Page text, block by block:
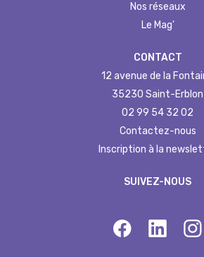
Nos réseaux
Le Mag'
CONTACT
12 avenue de la
35230 Saint-Erblon
02 99 54 32 02
Contactez-nous
Inscription à la
SUIVEZ-NOUS